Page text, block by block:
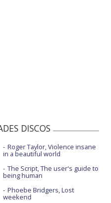
DISCOS
Roger Taylor, Violence insane
in a beautiful world
The Script, The user's guide to
being human
Phoebe Bridgers, Lost
weekend